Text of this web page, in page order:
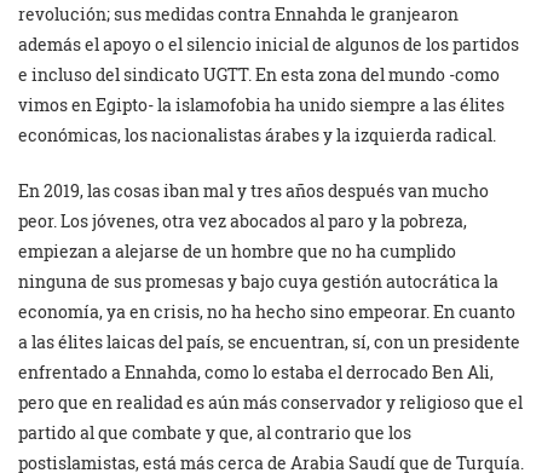
revolución; sus medidas contra Ennahda le granjearon
además el apoyo o el silencio inicial de algunos de los partidos
e incluso del sindicato UGTT. En esta zona del mundo -como
vimos en Egipto- la islamofobia ha unido siempre a las élites
económicas, los nacionalistas árabes y la izquierda radical.
En 2019, las cosas iban mal y tres años después van mucho
peor. Los jóvenes, otra vez abocados al paro y la pobreza,
empiezan a alejarse de un hombre que no ha cumplido
ninguna de sus promesas y bajo cuya gestión autocrática la
economía, ya en crisis, no ha hecho sino empeorar. En cuanto
a las élites laicas del país, se encuentran, sí, con un presidente
enfrentado a Ennahda, como lo estaba el derrocado Ben Ali,
pero que en realidad es aún más conservador y religioso que el
partido al que combate y que, al contrario que los
postislamistas, está más cerca de Arabia Saudí que de Turquía.